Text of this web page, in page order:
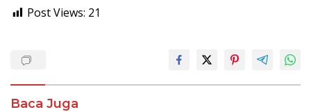
Post Views: 21
Baca Juga